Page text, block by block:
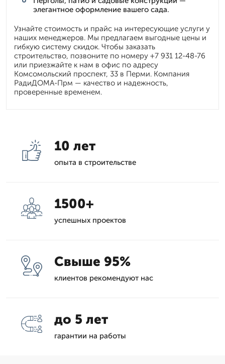
элегантное оформление вашего сада.
Узнайте стоимость и прайс на интересующие услуги у
наших менеджеров. Мы предлагаем выгодные цены и
гибкую систему скидок. Чтобы заказать
строительство, позвоните по номеру +7 931 12-48-76
или приезжайте к нам в офис по адресу
Комсомольский проспект, 33 в Перми. Компания
РадиДОМА-Прм — качество и надежность,
проверенные временем.
10 лет
опыта в строительстве
1500+
успешных проектов
Свыше 95%
клиентов рекомендуют нас
до 5 лет
гарантии на работы